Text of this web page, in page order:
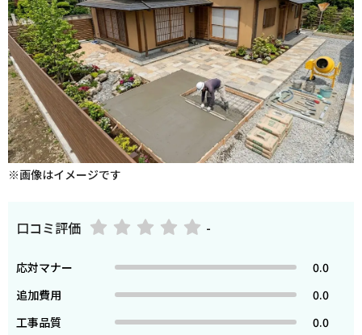
※画像はイメージです
口コミ評価 -
応対マナー
0.0
追加費用
0.0
工事品質
0.0